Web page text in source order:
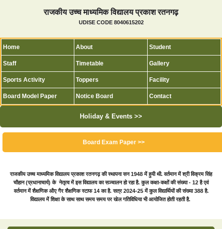
राजकीय उच्च माध्यमिक विद्यालय प्रकाश रतनगढ़
UDISE CODE 8040615202
Home About Student
Staff Timetable Gallery
Sports Activity Toppers Facility
Board Model Paper Notice Board Contact
Holiday & Events >>
Board Exam Paper >>
राजकीय उच्च माध्यमिक विद्यालय प्रकाश रतनगढ़ की स्थापना सन 1948 में हुयी थी. वर्तमान में श्री विक्रम सिंह
चौहान (प्रधानाचार्य) के नेतृत्व में इस विद्यालय का सञ्चालन हो रहा है. कुल कक्षा-कक्षों की संख्या - 12 है एवं
वर्तमान में शैक्षणिक औए गैर शैक्षणिक स्टाफ 14 का है. सत्र 2024-25 में कुल विद्यार्थियों की संख्या 388 है.
विद्यालय में शिक्षा के साथ साथ समय समय पर खेल गतिविधिया भी आयोजित होती रहती है.